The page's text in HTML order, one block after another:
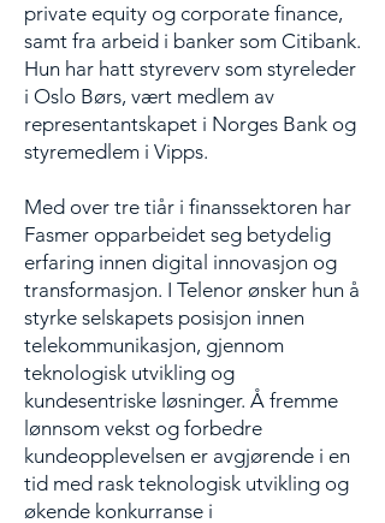
private equity og corporate finance,
samt fra arbeid i banker som Citibank.
Hun har hatt styreverv som styreleder
i Oslo Børs, vært medlem av
representantskapet i Norges Bank og
styremedlem i Vipps.
Med over tre tiår i finanssektoren har
Fasmer opparbeidet seg betydelig
erfaring innen digital innovasjon og
transformasjon. I Telenor ønsker hun å
styrke selskapets posisjon innen
telekommunikasjon, gjennom
teknologisk utvikling og
kundesentriske løsninger. Å fremme
lønnsom vekst og forbedre
kundeopplevelsen er avgjørende i en
tid med rask teknologisk utvikling og
økende konkurranse i